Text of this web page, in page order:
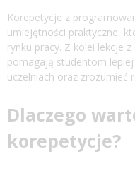
Korepetycje z
umiejętności praktyczne,
rynku pracy. Z kolei lekcje
pomagają studentom
uczelniach oraz zrozumieć
Dlaczego
korepetycje?